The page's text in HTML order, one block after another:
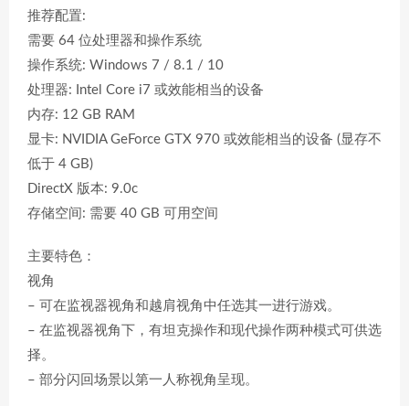
推荐配置:
需要 64 位处理器和操作系统
操作系统: Windows 7 / 8.1 / 10
处理器: Intel Core i7 或效能相当的设备
内存: 12 GB RAM
显卡: NVIDIA GeForce GTX 970 或效能相当的设备 (显存不
低于 4 GB)
DirectX 版本: 9.0c
存储空间: 需要 40 GB 可用空间
主要特色：
视角
– 可在监视器视角和越肩视角中任选其一进行游戏。
– 在监视器视角下，有坦克操作和现代操作两种模式可供选
择。
– 部分闪回场景以第一人称视角呈现。